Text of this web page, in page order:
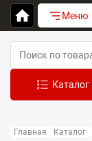
Меню
Главная Каталог